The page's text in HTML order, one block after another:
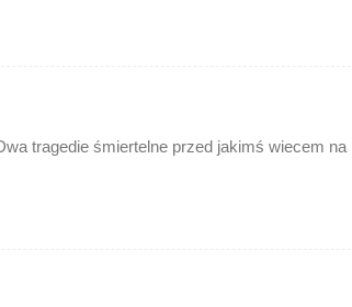
tragedie śmiertelne przed jakimś wiecem